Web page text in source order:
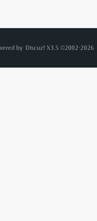
by Discuz! X3.5 ©2002-2026